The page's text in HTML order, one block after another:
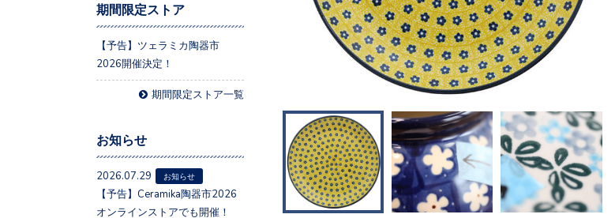
期間限定ストア
【予告】ツェラミカ陶器市
2026開催決定！
期間限定ストア一覧
お知らせ
2026.07.29 お知らせ
【予告】Ceramika陶器市2026
オンラインストアでも開催！